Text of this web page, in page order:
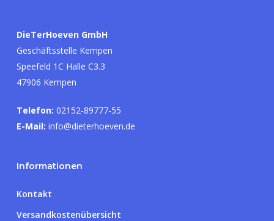
DieTerHoeven GmbH
Geschäftsstelle Kempen
Speefeld 1C Halle C3.3
47906 Kempen
Telefon: 02152-89777-55
E-Mail: info@dieterhoeven.de
Informationen
Kontakt
Versandkostenübersicht